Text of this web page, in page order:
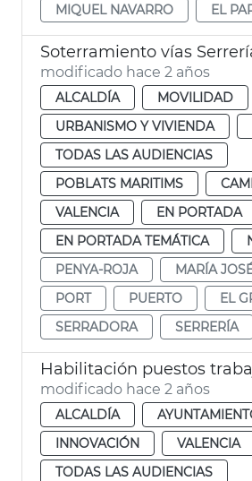
MIQUEL NAVARRO
EL
Soterramiento vías
modificado hace 2 años
ALCALDÍA
MOVILIDAD
URBANISMO Y VIVIENDA
TODAS LAS AUDIENCIAS
POBLATS MARITIMS
VALENCIA
EN PORTADA
EN PORTADA TEMÁTICA
PENYA-ROJA
MARÍA
PORT
PUERTO
EL
SERRADORA
SERRERÍA
Habilitación puestos
modificado hace 2 años
ALCALDÍA
INNOVACIÓN
VALENCIA
TODAS LAS AUDIENCIAS